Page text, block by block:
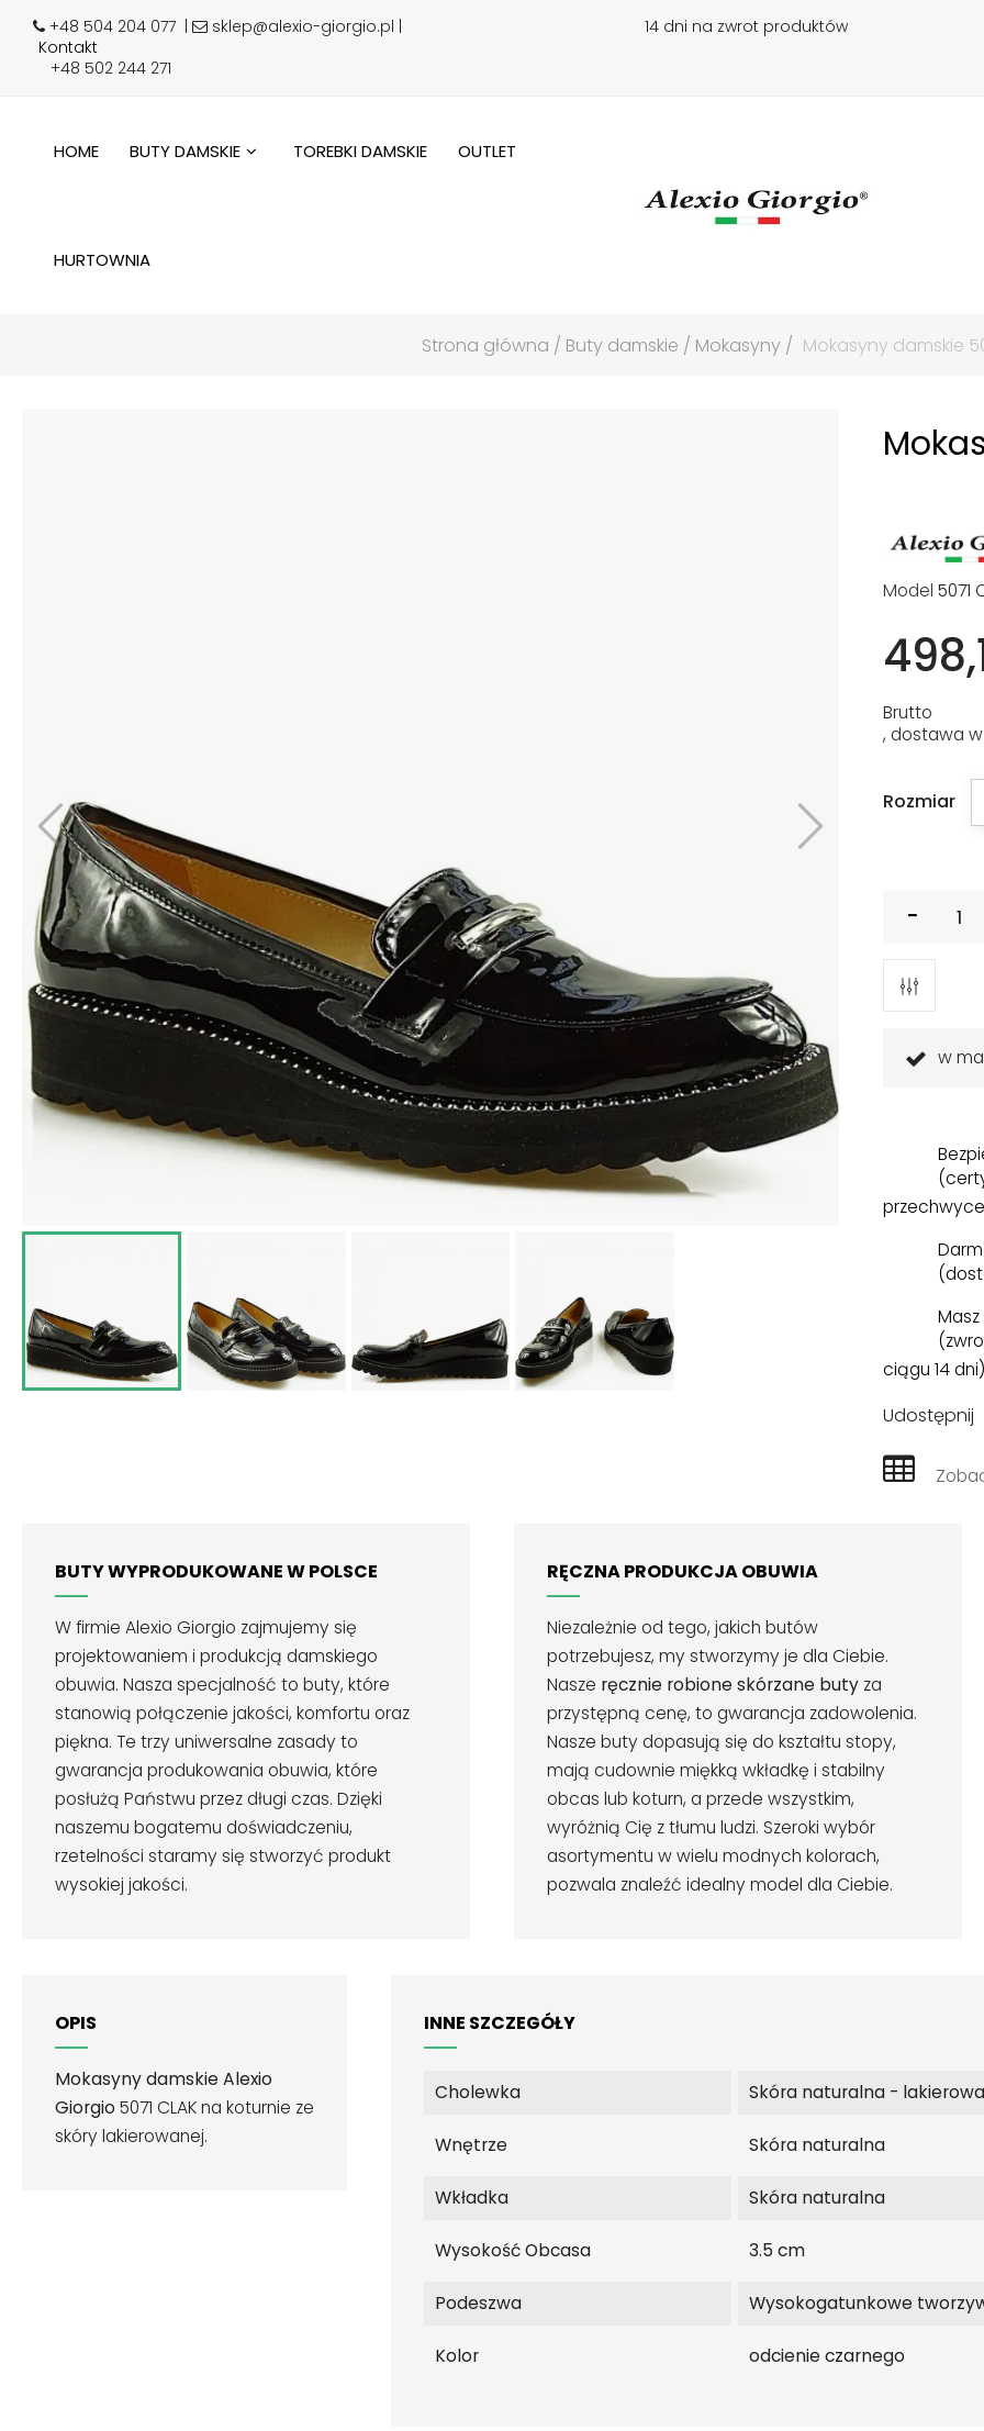
+48 504 204 077
sklep@alexio-giorgio.pl |
Kontakt
+48 502 244 271
14 dni na zwrot produktów
HOME BUTY DAMSKIE TOREBKI DAMSKIE OUTLET
HURTOWNIA
Strona główna Buty damskie Mokasyny Mokasyny damskie
Model 5071
Brutto
, dostawa
Rozmiar
w
ciągu 14 dni)
Udostępnij
BUTY WYPRODUKOWANE W POLSCE
W firmie Alexio Giorgio zajmujemy się
projektowaniem i produkcją damskiego
obuwia. Nasza specjalność to buty, które
stanowią połączenie jakości, komfortu oraz
piękna. Te trzy uniwersalne zasady to
gwarancja produkowania obuwia, które
posłużą Państwu przez długi czas. Dzięki
naszemu bogatemu doświadczeniu,
rzetelności staramy się stworzyć produkt
wysokiej jakości.
RĘCZNA PRODUKCJA OBUWIA
Niezależnie od tego, jakich butów
potrzebujesz, my stworzymy je dla Ciebie.
Nasze ręcznie robione skórzane butyza
przystępną cenę, to gwarancja zadowolenia.
Nasze buty dopasują się do kształtu stopy,
mają cudownie miękką wkładkę i stabilny
obcas lub koturn, a przede wszystkim,
wyróżnią Cię z tłumu ludzi. Szeroki wybór
asortymentu w wielu modnych kolorach,
pozwala znaleźć idealny model dla Ciebie.
OPIS
Mokasyny damskie Alexio
Giorgio 5071 CLAK na koturnie ze
skóry lakierowanej.
INNE SZCZEGÓŁY
Cholewka Skóra naturalna -
Wnętrze Skóra naturalna
Wkładka Skóra naturalna
Wysokość Obcasa 3.5 cm
Podeszwa Wysokogatunkowe
Kolor odcienie czarnego